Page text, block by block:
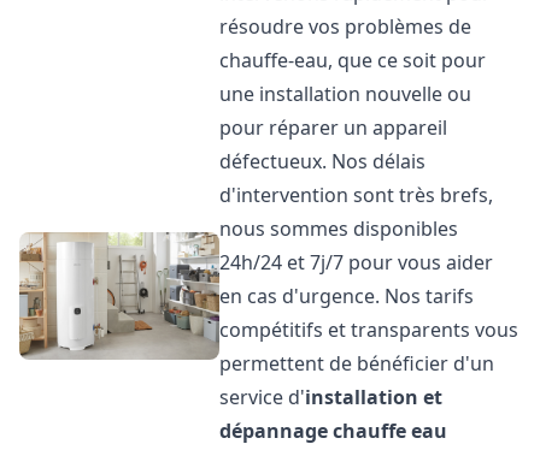
résoudre vos problèmes de
chauffe-eau, que ce soit pour
une installation nouvelle ou
pour réparer un appareil
défectueux. Nos délais
d'intervention sont très brefs,
nous sommes disponibles
24h/24 et 7j/7 pour vous aider
en cas d'urgence. Nos tarifs
compétitifs et transparents vous
permettent de bénéficier d'un
service d'installation et
dépannage chauffe eau